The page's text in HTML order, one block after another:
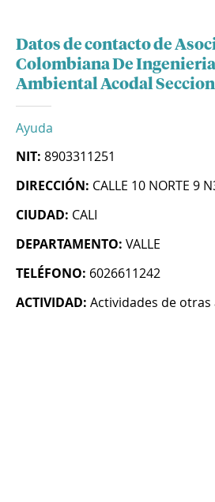
Datos de contacto de
Colombiana De
Ambiental Acodal
Ayuda
NIT: 8903311251
DIRECCIÓN: CALLE 10 NORTE 9
CIUDAD: CALI
DEPARTAMENTO: VALLE
TELÉFONO: 6026611242
ACTIVIDAD: Actividades de otras